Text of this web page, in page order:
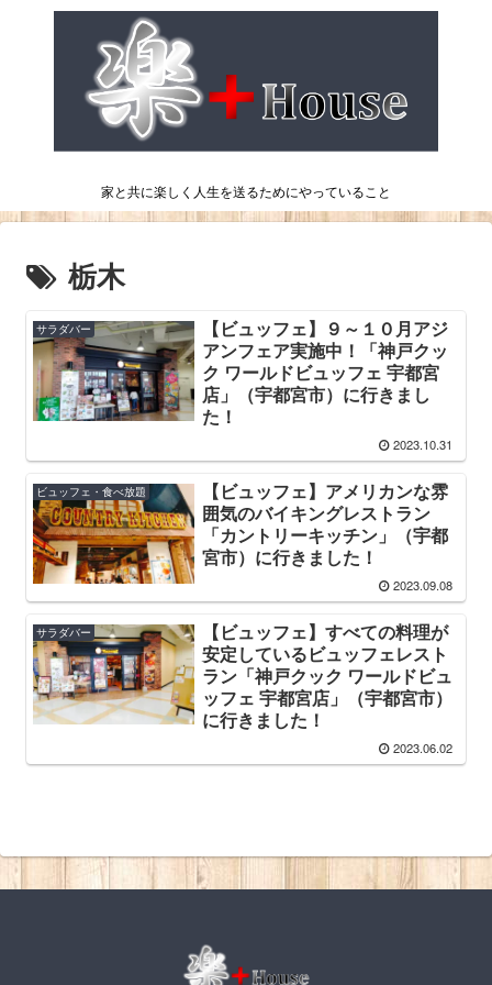
家と共に楽しく人生を送るためにやっていること
栃木
サラダバー
【ビュッフェ】９～１０月アジ
アンフェア実施中！「神戸クッ
ク ワールドビュッフェ 宇都宮
店」（宇都宮市）に行きまし
た！
2023.10.31
ビュッフェ・食べ放題
【ビュッフェ】アメリカンな雰
囲気のバイキングレストラン
「カントリーキッチン」（宇都
宮市）に行きました！
2023.09.08
サラダバー
【ビュッフェ】すべての料理が
安定しているビュッフェレスト
ラン「神戸クック ワールドビュ
ッフェ 宇都宮店」（宇都宮市）
に行きました！
2023.06.02